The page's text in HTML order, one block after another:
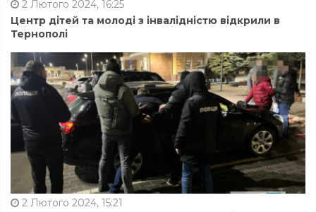
2 Лютого 2024, 16:25
Центр дітей та молоді з інвалідністю відкрили в
Тернополі
2 Лютого 2024, 15:21